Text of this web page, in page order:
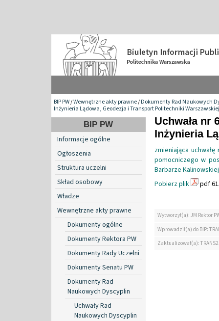
BIP PW/Wewnętrzne akty prawne/Dokumenty Rad Naukowych
Inżynieria Lądowa, Geodezja i Transport Politechniki Warszawskiej
BIP PW
Informacje ogólne
Ogłoszenia
Struktura uczelni
Skład osobowy
Władze
Wewnętrzne akty prawne
Dokumenty ogólne
Dokumenty Rektora PW
Dokumenty Rady Uczelni
Dokumenty Senatu PW
Dokumenty Rad
Naukowych Dyscyplin
Uchwały Rad
Naukowych Dyscyplin
Uchwała nr
Inżynieria
zmieniająca
pomocniczego w
Barbarze Kalinowskiej
Pobierz plik
pdf
Wytworzył(a): JM Rektor
Wprowadził(a) do BIP:
Zaktualizował(a):